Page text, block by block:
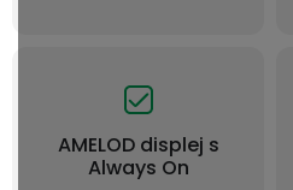
AMELOD displej s
Always On